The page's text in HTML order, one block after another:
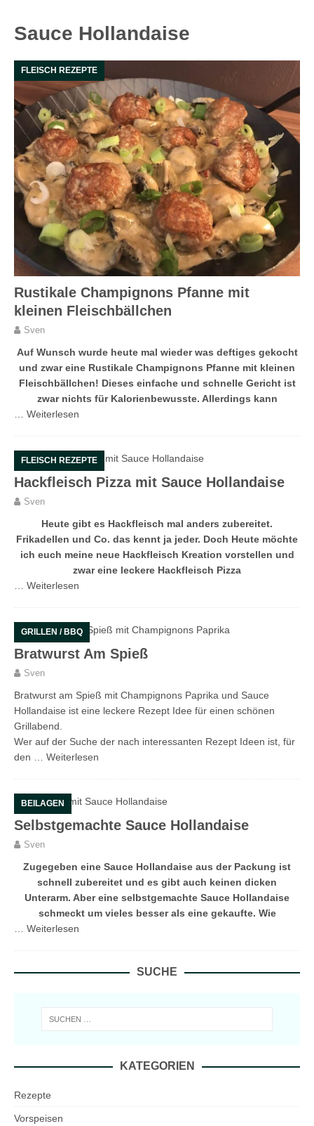
Sauce Hollandaise
FLEISCH REZEPTE
Rustikale Champignons Pfanne mit
kleinen Fleischbällchen
Sven
Auf Wunsch wurde heute mal wieder was deftiges gekocht
und zwar eine Rustikale Champignons Pfanne mit kleinen
Fleischbällchen! Dieses einfache und schnelle Gericht ist
zwar nichts für Kalorienbewusste. Allerdings kann
Weiterlesen
FLEISCH REZEPTE
Hackfleisch Pizza mit Sauce Hollandaise
Sven
Heute gibt es Hackfleisch mal anders zubereitet.
Frikadellen und Co. das kennt ja jeder. Doch Heute möchte
ich euch meine neue Hackfleisch Kreation vorstellen und
zwar eine leckere Hackfleisch Pizza
Weiterlesen
GRILLEN / BBQ
Bratwurst Am Spieß
Sven
Bratwurst am Spieß mit Champignons Paprika und Sauce
Hollandaise ist eine leckere Rezept Idee für einen schönen
Grillabend.
Wer auf der Suche der nach interessanten Rezept Ideen ist, für
den … Weiterlesen
BEILAGEN
Selbstgemachte Sauce Hollandaise
Sven
Zugegeben eine Sauce Hollandaise aus der Packung ist
schnell zubereitet und es gibt auch keinen dicken
Unterarm. Aber eine selbstgemachte Sauce Hollandaise
schmeckt um vieles besser als eine gekaufte. Wie
Weiterlesen
SUCHE
KATEGORIEN
Rezepte
Vorspeisen